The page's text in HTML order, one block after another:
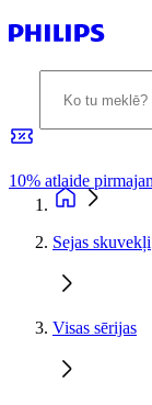
10% atlaide
Sejas skuvekļi
Visas sērijas